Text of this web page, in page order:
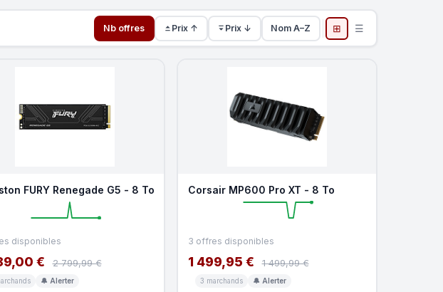
Nb offres Prix ↑ Prix ↓ Nom A–Z ⊞ ☰
FURY Renegade G5 - 8 To
disponibles
€ 2 799,99 €
🔔 Alerter
Corsair MP600 Pro XT - 8 To
3 offres disponibles
1 499,95 € 1 499,99 €
3 marchands 🔔 Alerter